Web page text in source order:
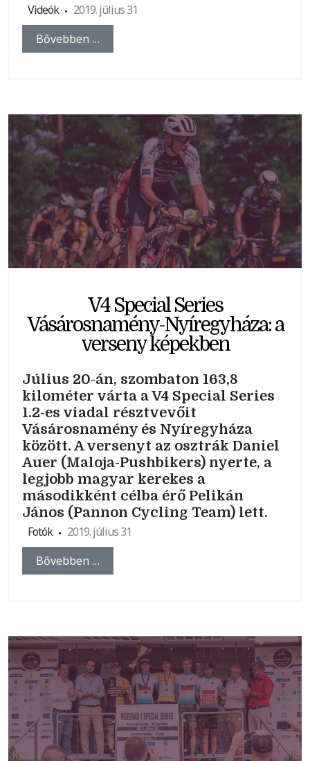
Videók
2019. július 31
Bővebben …
V4 Special Series
Vásárosnamény-Nyíregyháza: a
verseny képekben
Július 20-án, szombaton 163,8
kilométer várta a V4 Special Series
1.2-es viadal résztvevőit
Vásárosnamény és Nyíregyháza
között. A versenyt az osztrák Daniel
Auer (Maloja-Pushbikers) nyerte, a
legjobb magyar kerekes a
másodikként célba érő Pelikán
János (Pannon Cycling Team) lett.
Fotók
2019. július 31
Bővebben …